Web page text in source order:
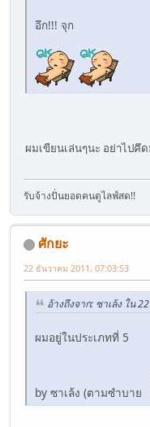
อึก!!! จุก
ผมเขียนเล่นๆนะ อย่าไปคึ
รับจ้างปั่นยอดคนดูไลฟ์สด!!
ศักยะ
22 ธันวาคม 2011, 07:03:53
อ้างถึงจาก: ซาเล้ง ใน
ผมอยู่ในประเภทที่ 5
by ซาเล้ง (ตามซำบาย